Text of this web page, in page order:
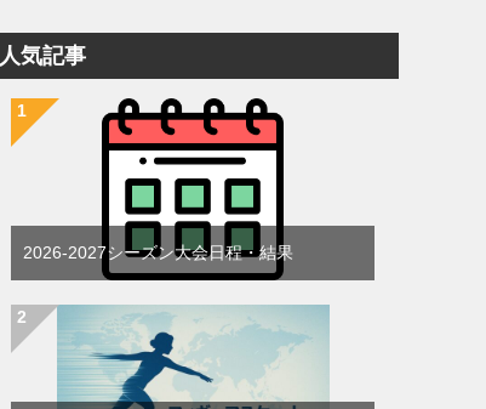
人気記事
2026-2027シーズン大会日程・結果